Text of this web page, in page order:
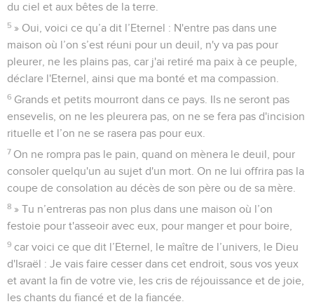
du ciel et aux bêtes de la terre.
5 » Oui, voici ce qu’a dit l’Eternel : N'entre pas dans une
maison où l’on s’est réuni pour un deuil, n'y va pas pour
pleurer, ne les plains pas, car j'ai retiré ma paix à ce peuple,
déclare l'Eternel, ainsi que ma bonté et ma compassion.
6 Grands et petits mourront dans ce pays. Ils ne seront pas
ensevelis, on ne les pleurera pas, on ne se fera pas d'incision
rituelle et l’on ne se rasera pas pour eux.
7 On ne rompra pas le pain, quand on mènera le deuil, pour
consoler quelqu'un au sujet d'un mort. On ne lui offrira pas la
coupe de consolation au décès de son père ou de sa mère.
8 » Tu n’entreras pas non plus dans une maison où l’on
festoie pour t'asseoir avec eux, pour manger et pour boire,
9 car voici ce que dit l’Eternel, le maître de l’univers, le Dieu
d'Israël : Je vais faire cesser dans cet endroit, sous vos yeux
et avant la fin de votre vie, les cris de réjouissance et de joie,
les chants du fiancé et de la fiancée.